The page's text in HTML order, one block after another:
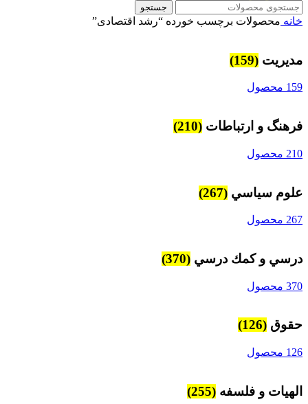
جستجو
خانه محصولات برچسب خورده “رشد اقتصادی”
مديريت (159)
159 محصول
فرهنگ و ارتباطات (210)
210 محصول
علوم سياسي (267)
267 محصول
درسي و كمك درسي (370)
370 محصول
حقوق (126)
126 محصول
الهیات و فلسفه (255)